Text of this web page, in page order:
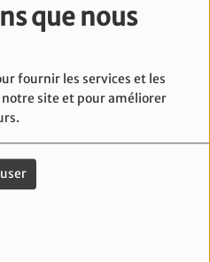
que nous
fournir les services et les
site et pour améliorer
5